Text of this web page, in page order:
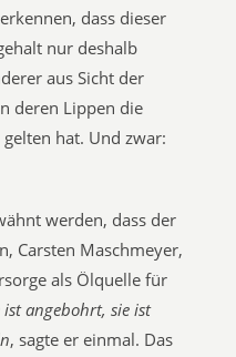
dass dieser
nur deshalb
aus Sicht der
deren Lippen die
hat. Und zwar:
werden, dass der
Carsten Maschmeyer,
als Ölquelle für
ist angebohrt, sie ist
, sagte er einmal. Das